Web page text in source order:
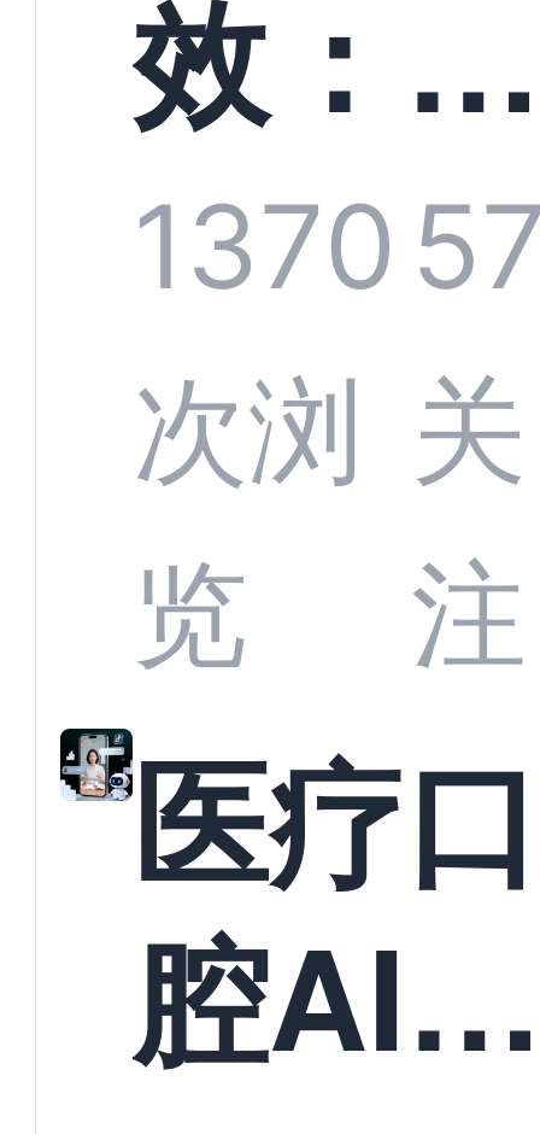
技何以
定义行
业标
准？
效：螳
螂科技
CRM
何助力
教育机
构实现
1370
次浏
览
关
注
医疗口
腔AI